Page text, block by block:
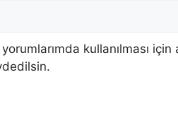
kullanılması